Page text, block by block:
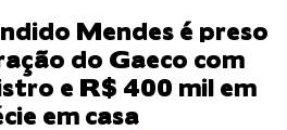
Mendes é preso
do Gaeco com
e R$ 400 mil em
em casa